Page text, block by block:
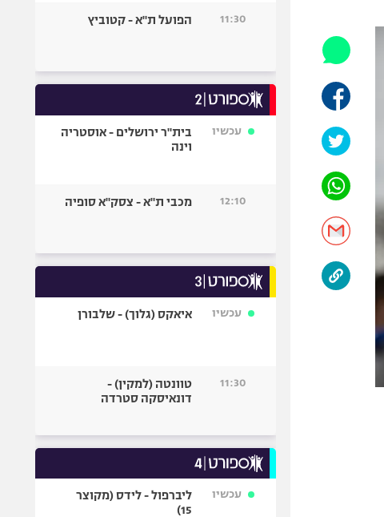
אופניים
כדורמים
פוטבול אמריקאי NFL
בייסבול MLB
ספורט אתגרי
11:30 הפועל ת"א - קטוביץ
עכשיו
בית"ר ירושלים - אוסטריה
וינה
12:10 מכבי ת"א - צסק"א סופיה
עכשיו איאקס (גלוך) - שלבורן
11:30
טוונטה (למקין) -
דונאיסקה סטרדה
עכשיו
ליברפול - לידס (מקוצר
15)